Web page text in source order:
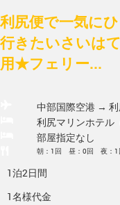
利尻便で一気に
行きたいさいは
用★フェリー...
中部国際空港 →
利尻マリンホテル
部屋指定なし
朝：1回 昼：0回 夜：
1泊2日間
1名様代金